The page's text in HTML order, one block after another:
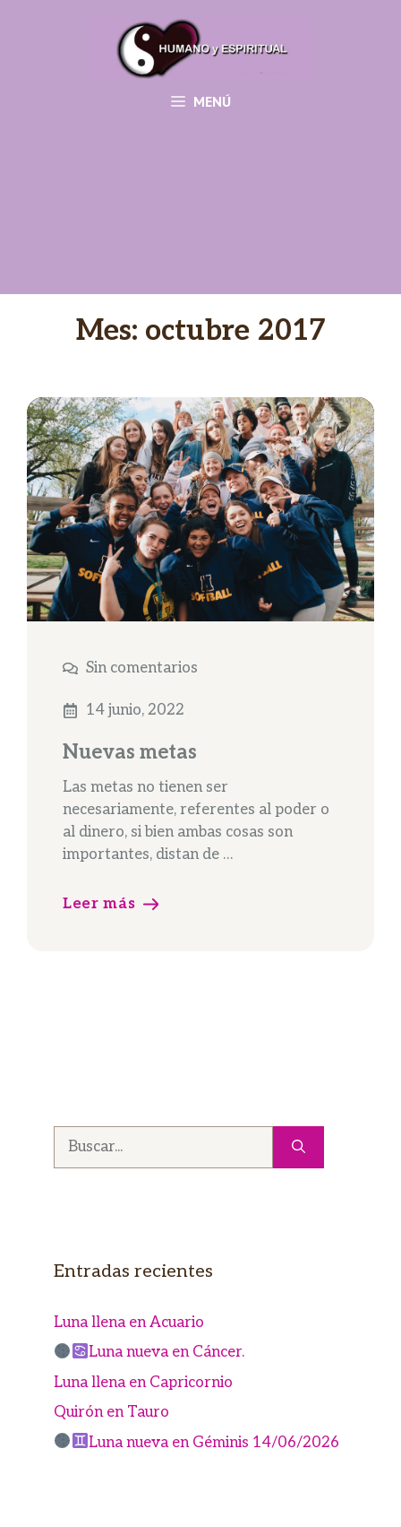
MENÚ
Mes: octubre 2017
Sin comentarios
14 junio, 2022
Nuevas metas
Las metas no tienen ser
necesariamente, referentes al poder o
al dinero, si bien ambas cosas son
importantes, distan de …
Leer más
Buscar:
Entradas recientes
Luna llena en Acuario
Luna nueva en Cáncer.
Luna llena en Capricornio
Quirón en Tauro
Luna nueva en Géminis 14/06/2026